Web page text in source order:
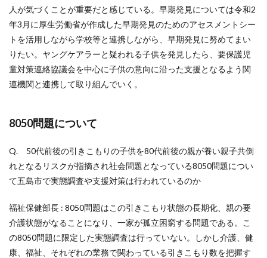
人が気づくことが重要だと感じている。早期発見については令和2
年3月に厚生労働省が作成した早期発見のためのアセスメントシー
トを活用しながら学校等と連携しながら、早期発見に努めてまい
りたい。ヤングケアラーと疑われる子供を発見したら、要保護児
童対策連絡協議会を中心に子供の意向に沿った支援となるよう関
連機関と連携して取り組んでいく。
8050問題について
Q. 50代前後の引きこもりの子供を80代前後の親が養い親子共倒
れとなるリスクが指摘され社会問題となっている8050問題につい
て五島市で実態調査や支援対策は行われているのか
福祉保健部長 : 8050問題はこの引きこもり状態の長期化、親の要
介護状態がなることになり、一家が孤立困窮する問題である。こ
の8050問題に限定した実態調査は行っていない。しかし介護、健
康、福祉、それぞれの業務で関わっている引きこもり数を把握す